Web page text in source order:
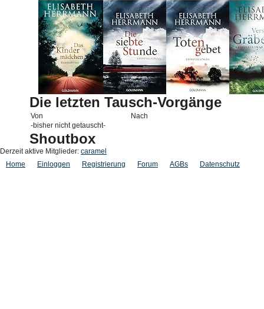
Die letzten Tausch-Vorgänge
Von
Nach
-bisher nicht getauscht-
Shoutbox
Derzeit aktive Mitglieder: caramel
Home
Einloggen Registrierung Forum AGBs Datenschutz